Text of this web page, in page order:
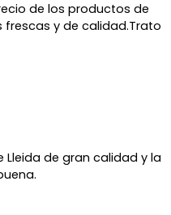
de los productos de
frescas y de calidad.Trato
Lleida de gran calidad y la